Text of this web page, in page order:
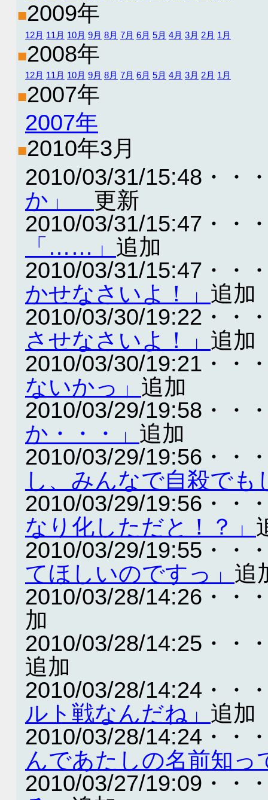
■2009年
12月 11月 10月 9月 8月 7月 6月 5月 4月 3月 2月 1月
■2008年
12月 11月 10月 9月 8月 7月 6月 5月 4月 3月 2月 1月
■2007年
2007年
■2010年3月
2010/03/31/15:48・・
か」 更新
2010/03/31/15:47・・
「……」 追加
2010/03/31/15:47・・
かせなさいよ！」 追加
2010/03/30/19:22・・
させなさいよ！」 追加
2010/03/30/19:21・・
ないかっ」 追加
2010/03/29/19:58・・
か・・・」 追加
2010/03/29/19:56・・
し、みんなで自殺でも
2010/03/29/19:56・・
なり化しただと！？」
2010/03/29/19:55・・
てほしいのですっ」 追
2010/03/28/14:26・・
加
2010/03/28/14:25・・
追加
2010/03/28/14:24・・
ルト戦なんだね」 追加
2010/03/28/14:24・・
んであたしの名前知っ
2010/03/27/19:09・・